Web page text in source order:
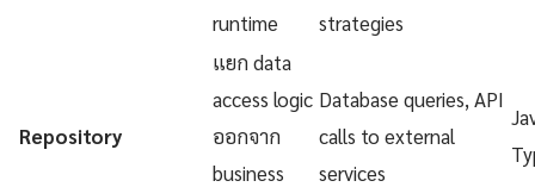
runtime
strategies
Repository
แยก data
access logic
ออกจาก
business
Database queries, API
calls to external
services